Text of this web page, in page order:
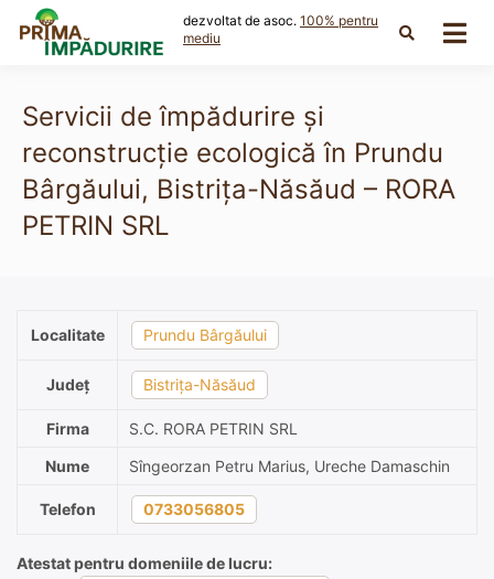
content
dezvoltat de asoc. 100% pentru
mediu
Servicii de împădurire și
reconstrucție ecologică în Prundu
Bârgăului, Bistrița-Năsăud – RORA
PETRIN SRL
Localitate Prundu Bârgăului
Județ Bistrița-Năsăud
Firma
S.C. RORA PETRIN SRL
Nume
Sîngeorzan Petru Marius, Ureche Damaschin
Telefon 0733056805
Atestat pentru domeniile de lucru: